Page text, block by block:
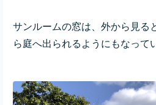
サンルームの窓は、外から見る
ら庭へ出られるようにもなって